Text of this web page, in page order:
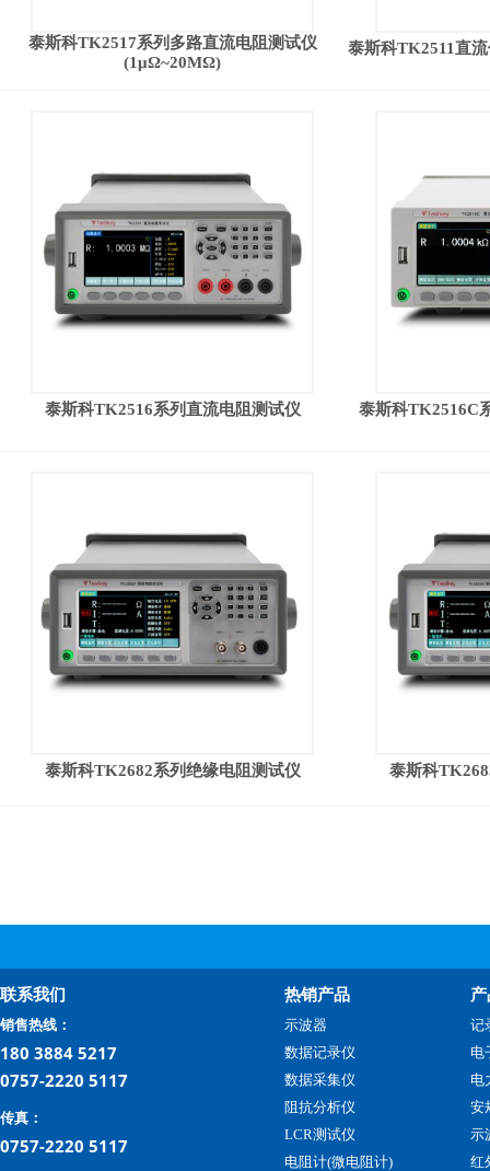
泰斯科TK2517系列多路直流电阻测试仪
(1μΩ~20MΩ)
泰斯科TK2511直
泰斯科TK2516系列直流电阻测试仪 泰斯科TK2516C
泰斯科TK2682系列绝缘电阻测试仪 泰斯科
联系我们
销售热线：
180 3884 5217
0757-2220 5117
传真：
0757-2220 5117
热销产品
示波器
数据记录仪
数据采集仪
阻抗分析仪
LCR测试仪
电阻计(微电阻计)
记
电
电
安
示
红